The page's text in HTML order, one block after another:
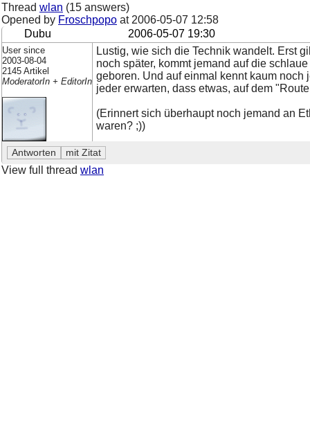
Thread wlan (15 answers)
Opened by Froschpopo at 2006-05-07 12:58
Dubu
2006-05-07 19:30
User since
2003-08-04
2145 Artikel
ModeratorIn + EditorIn
Lustig, wie sich die Technik wandelt. Erst
noch später, kommt jemand auf die
geboren. Und auf einmal kennt kaum
jeder erwarten, dass etwas, auf dem
(Erinnert sich überhaupt noch jemand an
waren? ;))
View full thread wlan